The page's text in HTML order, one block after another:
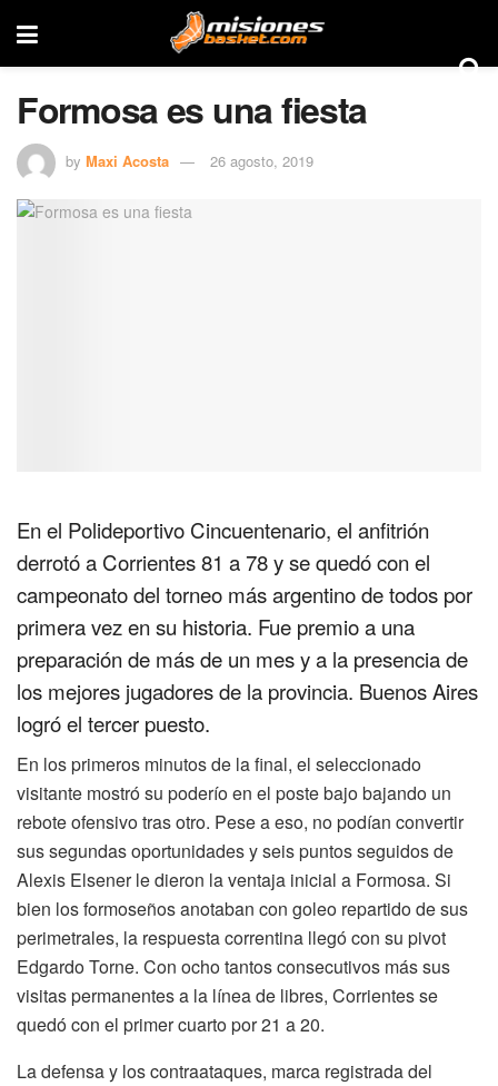
Formosa es una fiesta
by Maxi Acosta 26 agosto, 2019
En el Polideportivo Cincuentenario, el anfitrión
derrotó a Corrientes 81 a 78 y se quedó con el
campeonato del torneo más argentino de todos por
primera vez en su historia. Fue premio a una
preparación de más de un mes y a la presencia de
los mejores jugadores de la provincia. Buenos Aires
logró el tercer puesto.
En los primeros minutos de la final, el seleccionado
visitante mostró su poderío en el poste bajo bajando un
rebote ofensivo tras otro. Pese a eso, no podían convertir
sus segundas oportunidades y seis puntos seguidos de
Alexis Elsener le dieron la ventaja inicial a Formosa. Si
bien los formoseños anotaban con goleo repartido de sus
perimetrales, la respuesta correntina llegó con su pivot
Edgardo Torne. Con ocho tantos consecutivos más sus
visitas permanentes a la línea de libres, Corrientes se
quedó con el primer cuarto por 21 a 20.
La defensa y los contraataques, marca registrada del